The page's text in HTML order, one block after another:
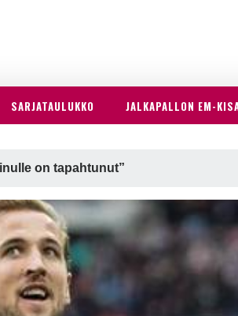
SARJATAULUKKO JALKAPALLON EM-
on tapahtunut”